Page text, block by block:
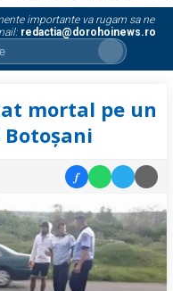
importante va rugam sa ne
redactia@dorohoinews.ro
mortal pe un
f